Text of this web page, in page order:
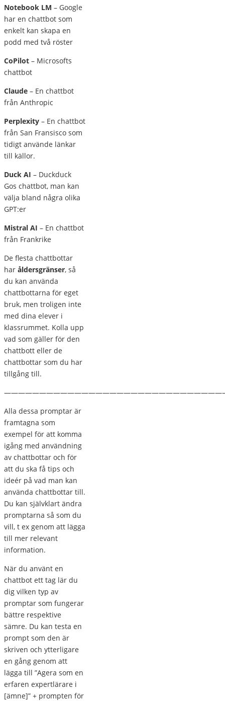
Notebook LM – Google
har en chattbot som
enkelt kan skapa en
podd med två röster
CoPilot – Microsofts
chattbot
Claude – En chattbot
från Anthropic
Perplexity – En chattbot
från San Fransisco som
tidigt använde länkar
till källor.
Duck AI – Duckduck
Gos chattbot, man kan
välja bland några olika
GPT:er
Mistral AI – En chattbot
från Frankrike
De flesta chattbottar
har åldersgränser, så
du kan använda
chattbottarna för eget
bruk, men troligen inte
med dina elever i
klassrummet. Kolla upp
vad som gäller för den
chattbott eller de
chattbottar som du har
tillgång till.
Alla dessa promptar är
framtagna som
exempel för att komma
igång med användning
av chattbottar och för
att du ska få tips och
ideér på vad man kan
använda chattbottar till.
Du kan självklart ändra
promptarna så som du
vill, t ex genom att lägga
till mer relevant
information.
När du använt en
chattbot ett tag lär du
dig vilken typ av
promptar som fungerar
bättre respektive
sämre. Du kan testa en
prompt som den är
skriven och ytterligare
en gång genom att
lägga till ”Agera som en
erfaren expertlärare i
[ämne]” + prompten för